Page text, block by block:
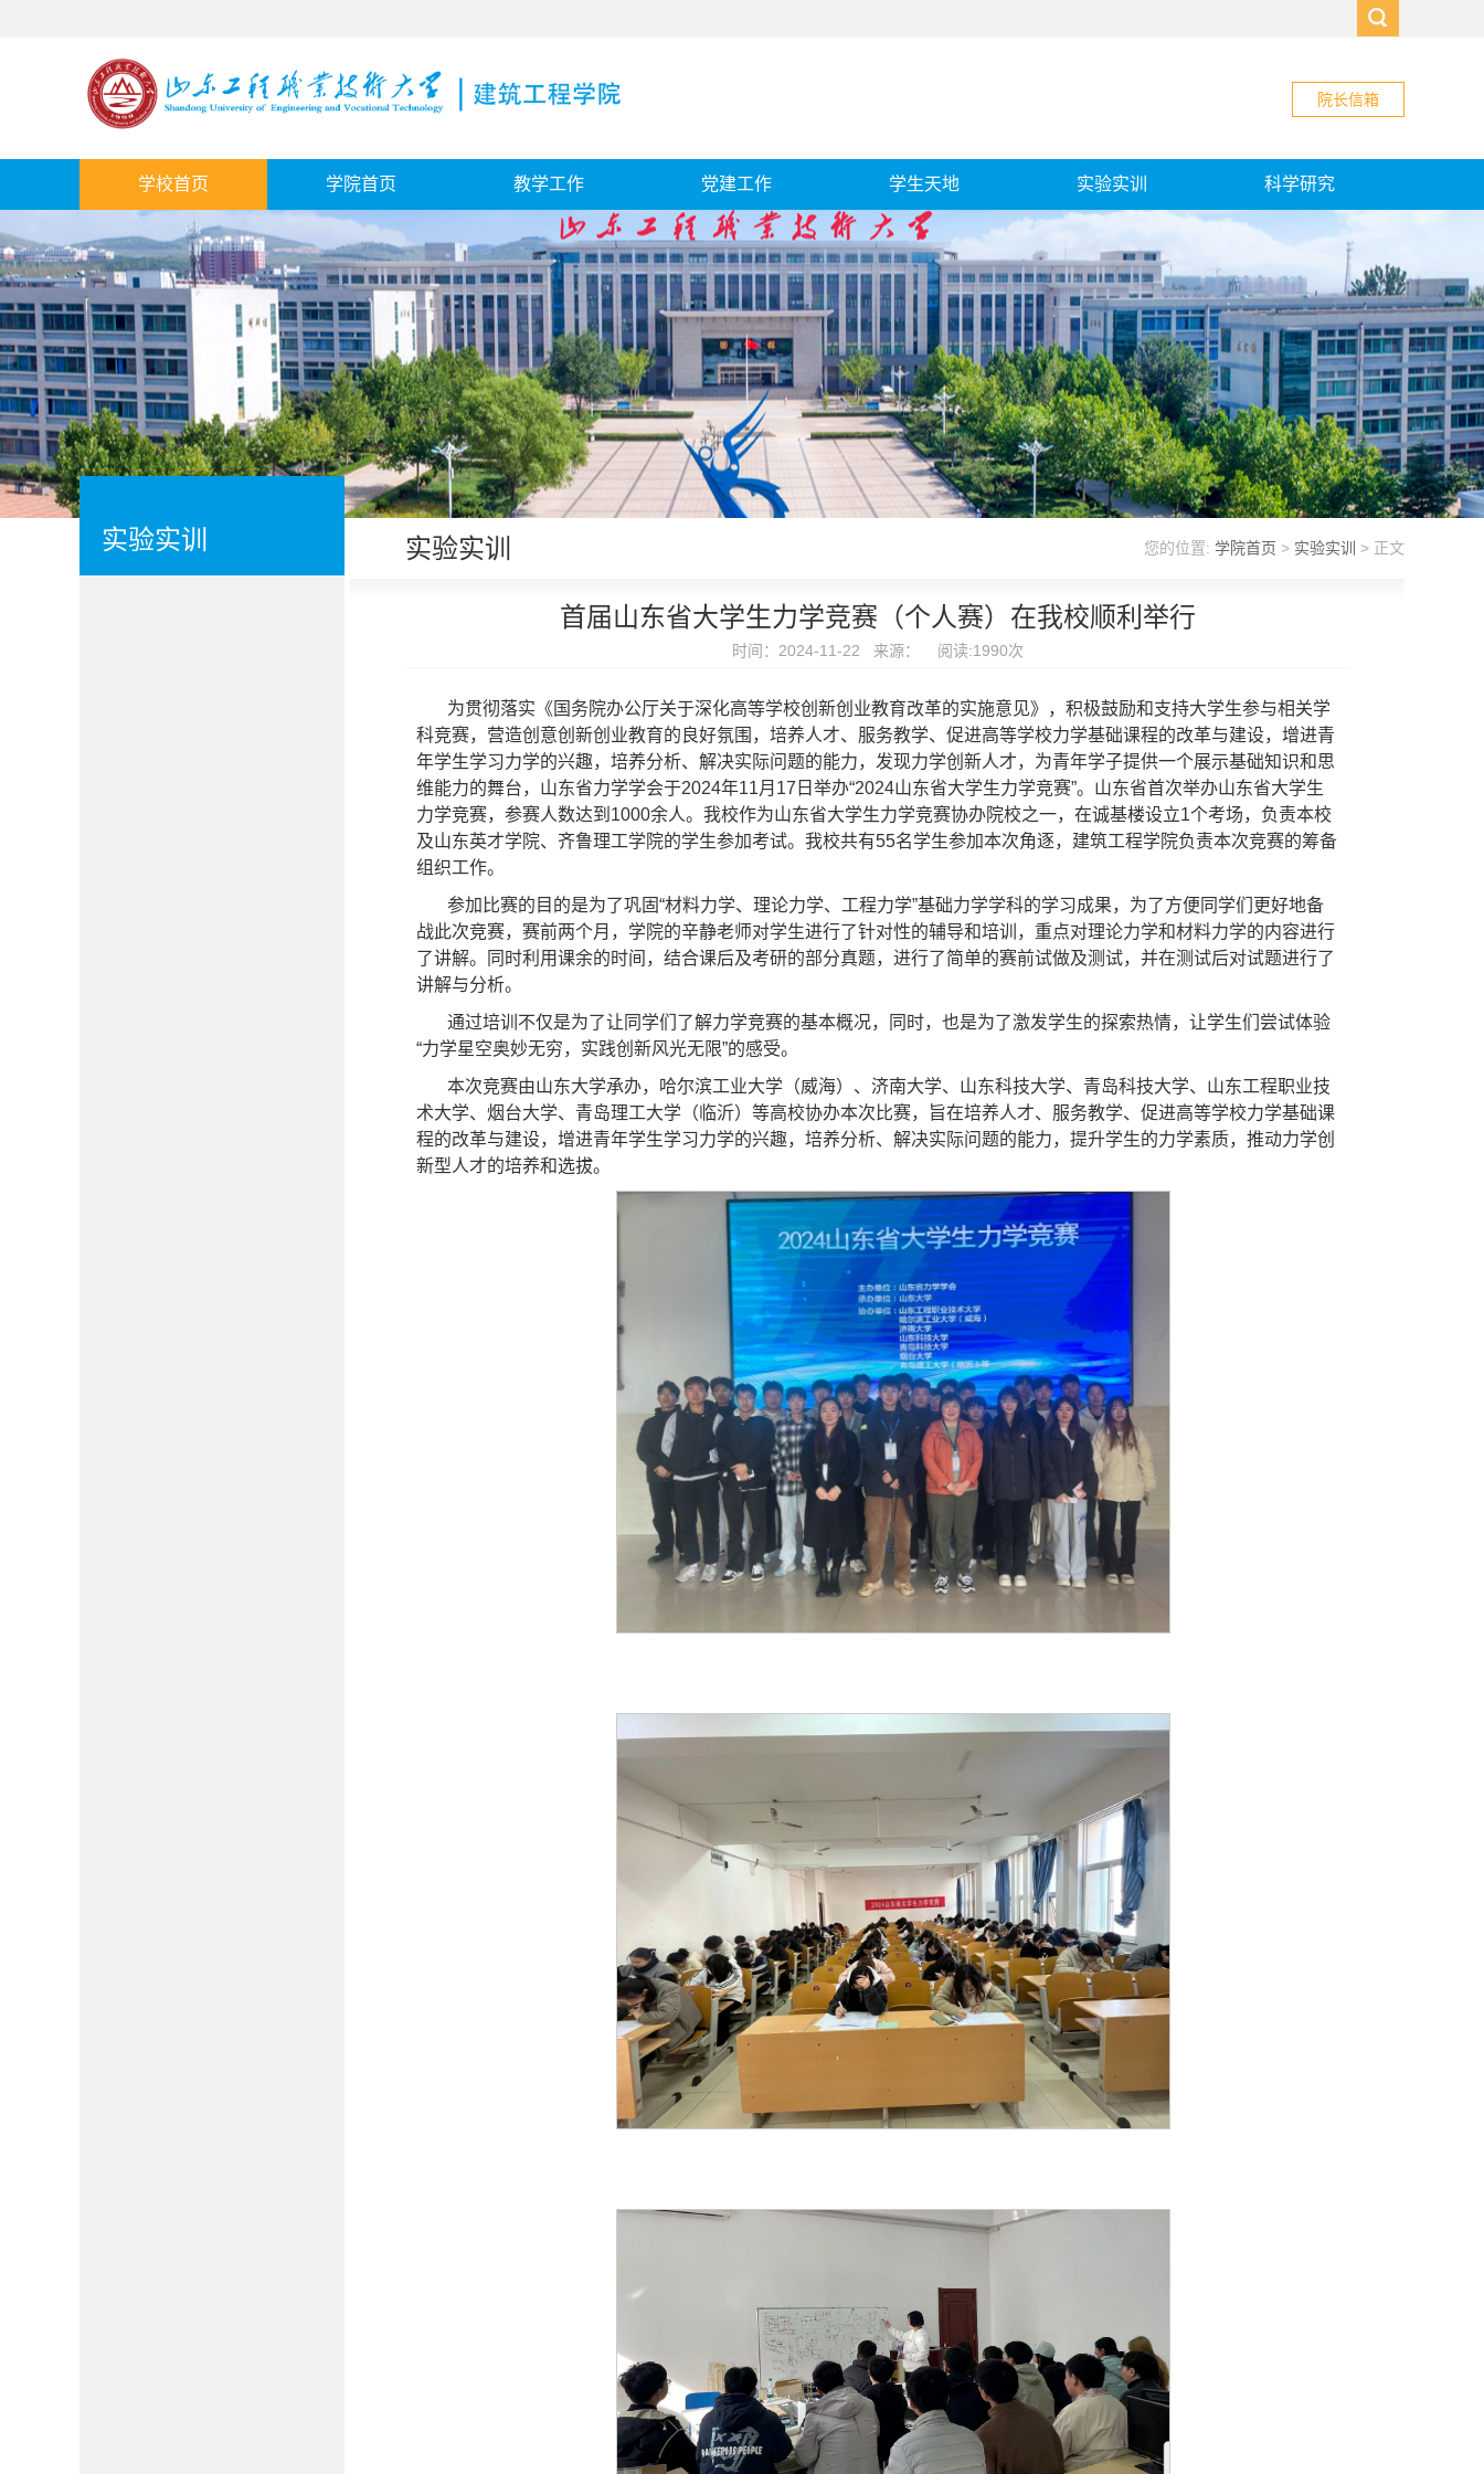
院长信箱
学校首页 学院首页 教学工作 党建工作 学生天地 实验实训 科学研究
实验实训 实验实训 您的位置: 学院首页 > 实验实训 > 正文
首届山东省大学生力学竞赛（个人赛）在我校顺利举行
时间：2024-11-22 来源： 阅读:1990次
为贯彻落实《国务院办公厅关于深化高等学校创新创业教育改革的实施意见》，积极鼓励和支持大学生参与相关学
科竞赛，营造创意创新创业教育的良好氛围，培养人才、服务教学、促进高等学校力学基础课程的改革与建设，增进青
年学生学习力学的兴趣，培养分析、解决实际问题的能力，发现力学创新人才，为青年学子提供一个展示基础知识和思
维能力的舞台，山东省力学学会于2024年11月17日举办“2024山东省大学生力学竞赛”。山东省首次举办山东省大学生
力学竞赛，参赛人数达到1000余人。我校作为山东省大学生力学竞赛协办院校之一，在诚基楼设立1个考场，负责本校
及山东英才学院、齐鲁理工学院的学生参加考试。我校共有55名学生参加本次角逐，建筑工程学院负责本次竞赛的筹备
组织工作。
参加比赛的目的是为了巩固“材料力学、理论力学、工程力学”基础力学学科的学习成果，为了方便同学们更好地备
战此次竞赛，赛前两个月，学院的辛静老师对学生进行了针对性的辅导和培训，重点对理论力学和材料力学的内容进行
了讲解。同时利用课余的时间，结合课后及考研的部分真题，进行了简单的赛前试做及测试，并在测试后对试题进行了
讲解与分析。
通过培训不仅是为了让同学们了解力学竞赛的基本概况，同时，也是为了激发学生的探索热情，让学生们尝试体验
“力学星空奥妙无穷，实践创新风光无限”的感受。
本次竞赛由山东大学承办，哈尔滨工业大学（威海）、济南大学、山东科技大学、青岛科技大学、山东工程职业技
术大学、烟台大学、青岛理工大学（临沂）等高校协办本次比赛，旨在培养人才、服务教学、促进高等学校力学基础课
程的改革与建设，增进青年学生学习力学的兴趣，培养分析、解决实际问题的能力，提升学生的力学素质，推动力学创
新型人才的培养和选拔。